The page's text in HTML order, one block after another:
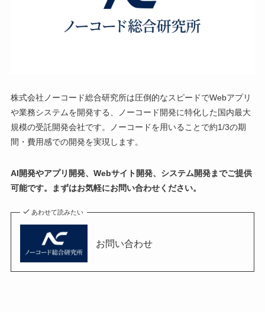
株式会社ノーコード総合研究所は圧倒的なスピードでWebアプリ
や業務システムを開発する、ノーコード開発に特化した国内最大
規模の受託開発会社です。ノーコードを用いることで約1/3の期
間・費用感での開発を実現します。
AI開発やアプリ開発、Webサイト開発、システム開発までご提供
可能です。まずはお気軽にお問い合わせください。
あわせて読みたい
お問い合わせ